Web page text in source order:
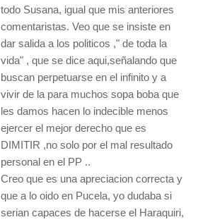
todo Susana, igual que mis anteriores
comentaristas. Veo que se insiste en
dar salida a los politicos ," de toda la
vida" , que se dice aqui,señalando que
buscan perpetuarse en el infinito y a
vivir de la para muchos sopa boba que
les damos hacen lo indecible menos
ejercer el mejor derecho que es
DIMITIR ,no solo por el mal resultado
personal en el PP ..
Creo que es una apreciacion correcta y
que a lo oido en Pucela, yo dudaba si
serian capaces de hacerse el Haraquiri,